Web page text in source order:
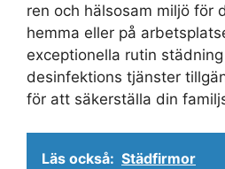
ren och hälsosam miljö för
hemma eller på
exceptionella rutin
desinfektions tjänster
för att säkerställa din
Läs också: Städfirmor